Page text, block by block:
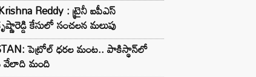
Reddy : ట్రైనీ ఐపీఎస్
కేసులో సంచలన మలుపు
పెట్రోల్ ధరల మంట.. పాకిస్థాన్‌లో
వేలాది మంది